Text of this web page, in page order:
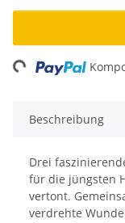
Beschreibung
Drei
für die jüngsten
vertont.
verdrehte